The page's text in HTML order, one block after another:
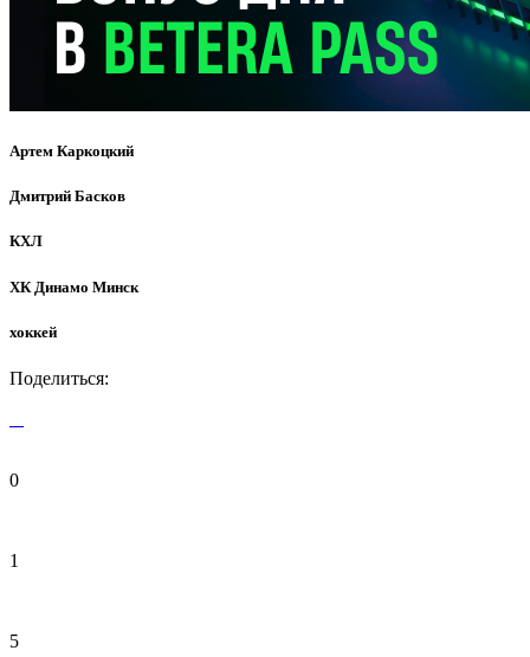
Артем Каркоцкий
Дмитрий Басков
КХЛ
ХК Динамо Минск
хоккей
Поделиться:
0
1
5